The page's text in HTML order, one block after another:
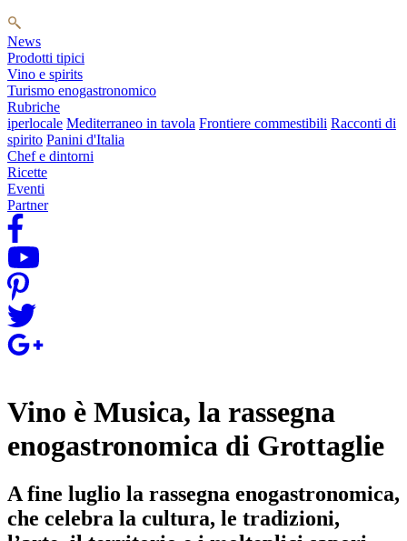
News
Prodotti tipici
Vino e spirits
Turismo enogastronomico
Rubriche
iperlocale Mediterraneo in tavola Frontiere commestibili Racconti di
spirito Panini d'Italia
Chef e dintorni
Ricette
Eventi
Partner
Vino è Musica, la rassegna
enogastronomica di Grottaglie
A fine luglio la rassegna enogastronomica,
che celebra la cultura, le tradizioni,